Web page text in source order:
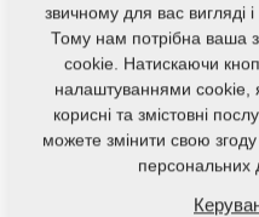
звичному для вас вигляді
Тому нам потрібна ваша
cookie. Натискаючи
налаштуваннями cookie,
корисні та змістовні
можете змінити свою
персональних